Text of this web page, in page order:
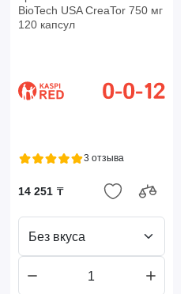
BioTech USA CreaTor 750 мг
120 капсул
3 отзыва
14 251 ₸
Без вкуса